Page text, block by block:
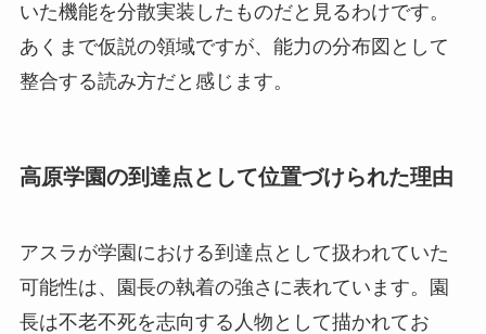
いた機能を分散実装したものだと見るわけです。
あくまで仮説の領域ですが、能力の分布図として
整合する読み方だと感じます。
高原学園の到達点として位置づけられた理由
アスラが学園における到達点として扱われていた
可能性は、園長の執着の強さに表れています。園
長は不老不死を志向する人物として描かれてお